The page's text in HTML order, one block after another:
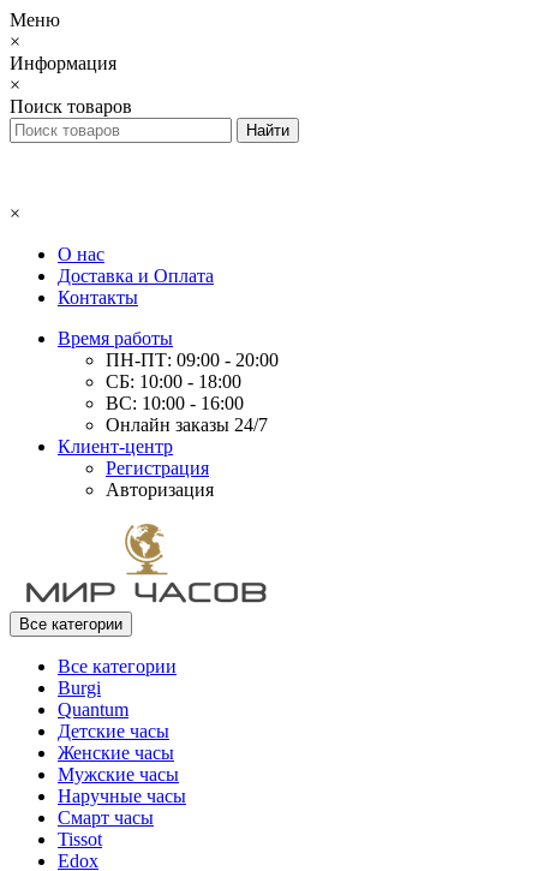
Меню
×
Информация
×
Поиск товаров
×
О нас
Доставка и Оплата
Контакты
Время работы
ПН-ПТ: 09:00 - 20:00
СБ: 10:00 - 18:00
ВС: 10:00 - 16:00
Онлайн заказы 24/7
Клиент-центр
Регистрация
Авторизация
Все категории
Все категории
Burgi
Quantum
Детские часы
Женские часы
Мужские часы
Наручные часы
Смарт часы
Tissot
Edox